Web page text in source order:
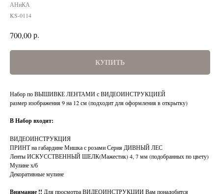
АНиКА
KS-0114
700,00р.
КУПИТЬ
Набор по ВЫШИВКЕ ЛЕНТАМИ с ВИДЕОИНСТРУКЦИЕЙ
размер изображения 9 на 12 см (подходит для оформления в открытку)
В Набор входит:
ВИДЕОИНСТРУКЦИЯ
ПРИНТ на габардине Мишка с розами Серия ДИВНЫЙ ЛЕС
Ленты ИСКУССТВЕННЫЙ ШЕЛК(Мажестик) 4, 7 мм (подобранных по цвету)
Мулине х/б
Декоративные мулине
Внимание !! Для просмотра ВИДЕОИНСТРУКЦИИ Вам понадобится